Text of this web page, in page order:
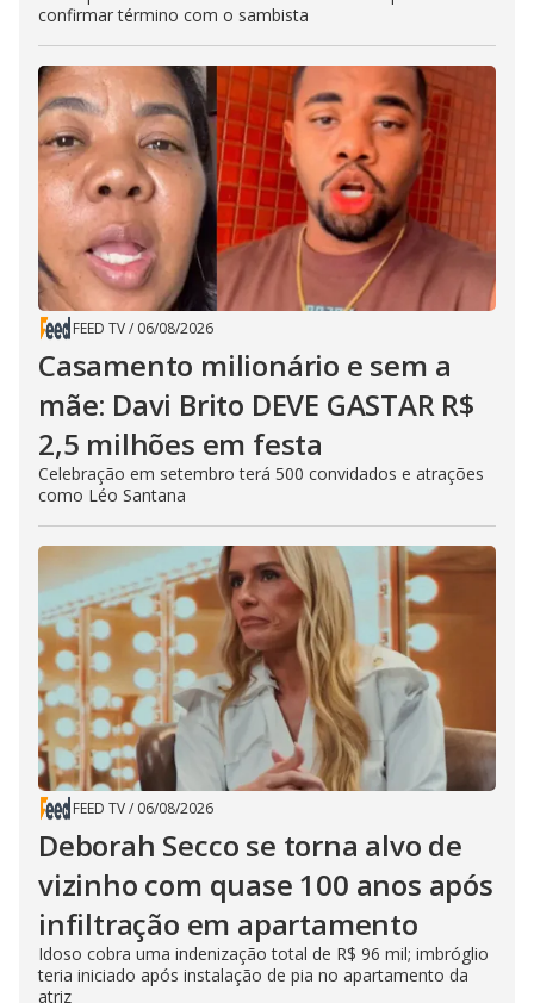
confirmar término com o sambista
FEED TV/ 06/08/2026
Casamento milionário e sem a
mãe: Davi Brito DEVE GASTAR R$
2,5 milhões em festa
Celebração em setembro terá 500 convidados e atrações
como Léo Santana
FEED TV/ 06/08/2026
Deborah Secco se torna alvo de
vizinho com quase 100 anos após
infiltração em apartamento
Idoso cobra uma indenização total de R$ 96 mil; imbróglio
teria iniciado após instalação de pia no apartamento da
atriz